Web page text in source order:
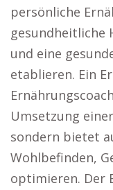
persönliche
gesundheitliche
und eine
etablieren. Ein
Umsetzung
sondern bietet
Wohlbefinden,
optimieren. Der